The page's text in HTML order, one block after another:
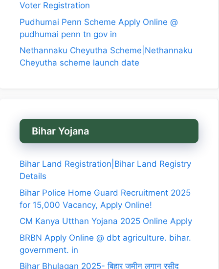
Voter Registration
Pudhumai Penn Scheme Apply Online @
pudhumai penn tn gov in
Nethannaku Cheyutha Scheme|Nethannaku
Cheyutha scheme launch date
Bihar Yojana
Bihar Land Registration|Bihar Land Registry
Details
Bihar Police Home Guard Recruitment 2025
for 15,000 Vacancy, Apply Online!
CM Kanya Utthan Yojana 2025 Online Apply
BRBN Apply Online @ dbt agriculture. bihar.
government. in
Bihar Bhulagan 2025- बिहार जमीन लगान रसीद